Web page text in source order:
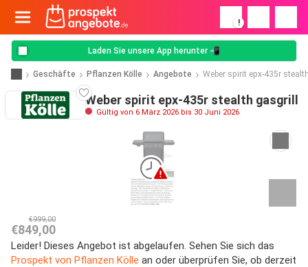
!
Laden Sie unsere App herunter 📲
Geschäfte Pflanzen Kölle Angebote Weber spirit epx-435r
Weber spirit epx-435r stealth gasgrill
Gültig von 6 März 2026 bis 30 Juni 2026
€999,00
€849,00
Leider! Dieses Angebot ist abgelaufen. Sehen Sie sich das
Prospekt von Pflanzen Kölle an oder überprüfen Sie, ob derzeit